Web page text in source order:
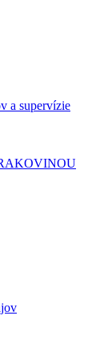
a supervízie